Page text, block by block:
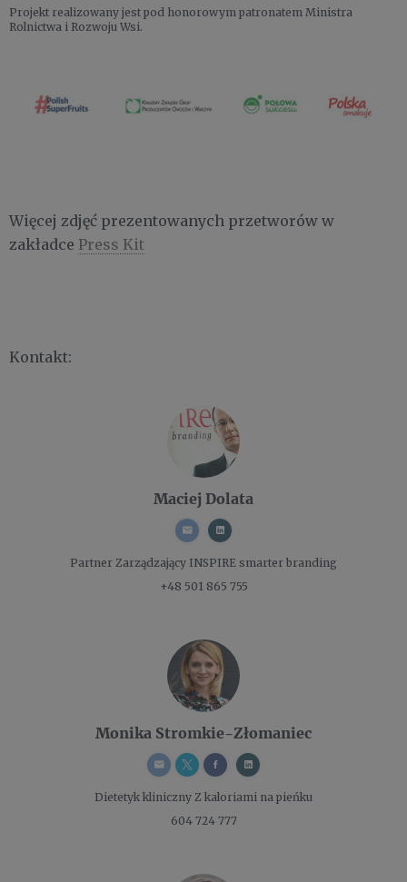
Projekt realizowany jest pod honorowym patronatem Ministra
Rolnictwa i Rozwoju Wsi.
Więcej zdjęć prezentowanych przetworów w
zakładce Press Kit
Kontakt:
Maciej Dolata
Partner Zarządzający INSPIRE smarter branding
+48 501 865 755
Monika Stromkie-Złomaniec
Dietetyk kliniczny Z kaloriami na pieńku
604 724 777